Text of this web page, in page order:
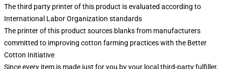
The third party printer of this product is evaluated according to
International Labor Organization standards
The printer of this product sources blanks from manufacturers
committed to improving cotton farming practices with the Better
Cotton Initiative
Since every item is made just for you by your local third-party fulfiller,